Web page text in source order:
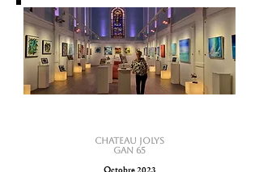
CHATEAU JOLYS
GAN 65